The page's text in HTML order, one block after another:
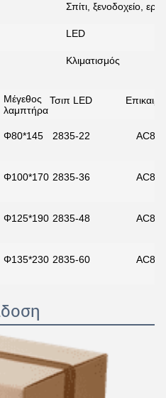
Σπίτι, ξενοδοχείο,
LED
Κλιματισμός
Μέγεθος
λαμπτήρα
Τσιπ LED
Φ80*145 2835-22
Φ100*170 2835-36
Φ125*190 2835-48
Φ135*230 2835-60